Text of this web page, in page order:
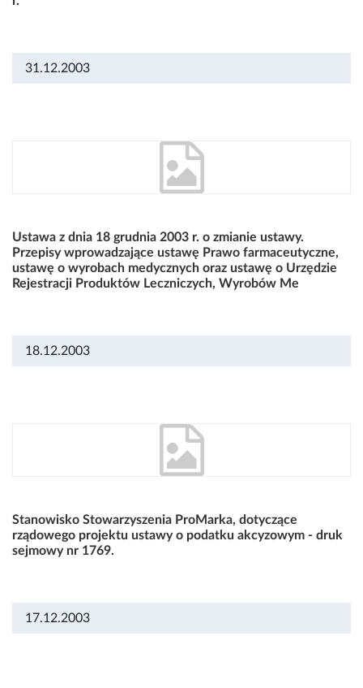
31.12.2003
Ustawa z dnia 18 grudnia 2003 r. o zmianie ustawy.
Przepisy wprowadzające ustawę Prawo farmaceutyczne,
ustawę o wyrobach medycznych oraz ustawę o Urzędzie
Rejestracji Produktów Leczniczych, Wyrobów Me
18.12.2003
Stanowisko Stowarzyszenia ProMarka, dotyczące
rządowego projektu ustawy o podatku akcyzowym - druk
sejmowy nr 1769.
17.12.2003